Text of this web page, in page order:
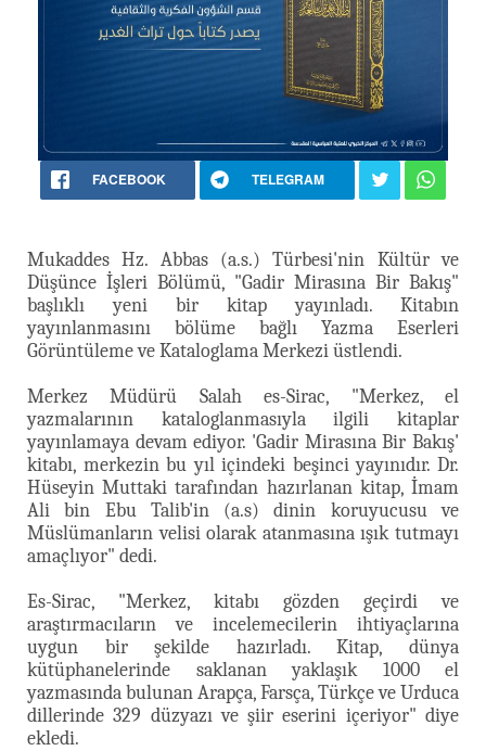
FACEBOOK TELEGRAM
Mukaddes Hz. Abbas (a.s.) Türbesi'nin Kültür ve
Düşünce İşleri Bölümü, "Gadir Mirasına Bir Bakış"
başlıklı yeni bir kitap yayınladı. Kitabın
yayınlanmasını bölüme bağlı Yazma Eserleri
Görüntüleme ve Kataloglama Merkezi üstlendi.
Merkez Müdürü Salah es-Sirac, "Merkez, el
yazmalarının kataloglanmasıyla ilgili kitaplar
yayınlamaya devam ediyor. 'Gadir Mirasına Bir Bakış'
kitabı, merkezin bu yıl içindeki beşinci yayınıdır. Dr.
Hüseyin Muttaki tarafından hazırlanan kitap, İmam
Ali bin Ebu Talib'in (a.s) dinin koruyucusu ve
Müslümanların velisi olarak atanmasına ışık tutmayı
amaçlıyor" dedi.
Es-Sirac, "Merkez, kitabı gözden geçirdi ve
araştırmacıların ve incelemecilerin ihtiyaçlarına
uygun bir şekilde hazırladı. Kitap, dünya
kütüphanelerinde saklanan yaklaşık 1000 el
yazmasında bulunan Arapça, Farsça, Türkçe ve Urduca
dillerinde 329 düzyazı ve şiir eserini içeriyor" diye
ekledi.